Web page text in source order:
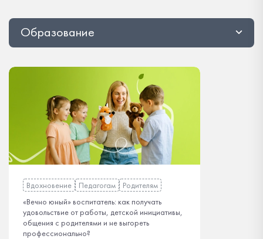
Образование
Вдохновение Педагогам
Родителям
«Вечно юный» воспитатель: как получать
удовольствие от работы, детской инициативы,
общения с родителями и не выгореть
профессионально?